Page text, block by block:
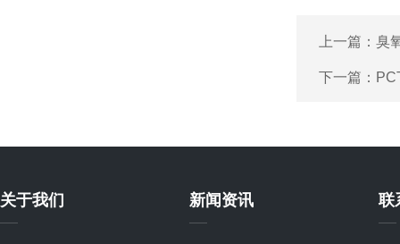
上一篇： 臭
下一篇：
关于我们 新闻资讯 联